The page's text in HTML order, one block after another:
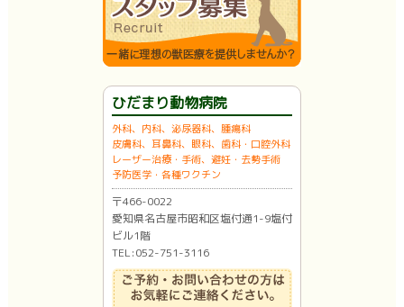
ひだまり動物病院
外科、内科、泌尿器科、腫瘍科
皮膚科、耳鼻科、眼科、歯科・口腔外科
レーザー治療・手術、避妊・去勢手術
予防医学・各種ワクチン
〒466-0022
愛知県名古屋市昭和区塩付通1-9塩付
ビル1階
TEL:052-751-3116